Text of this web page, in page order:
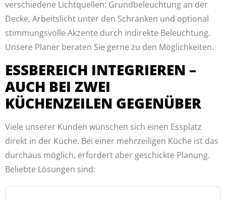
verschiedene Lichtquellen: Grundbeleuchtung an der
Decke, Arbeitslicht unter den Schränken und optional
stimmungsvolle Akzente durch indirekte Beleuchtung.
Unsere Planer beraten Sie gerne zu den Möglichkeiten.
ESSBEREICH INTEGRIEREN –
AUCH BEI ZWEI
KÜCHENZEILEN GEGENÜBER
Viele unserer Kunden wünschen sich einen Essplatz
direkt in der Küche. Bei einer mehrzeiligen Küche ist das
durchaus möglich, erfordert aber geschickte Planung.
Beliebte Lösungen sind: